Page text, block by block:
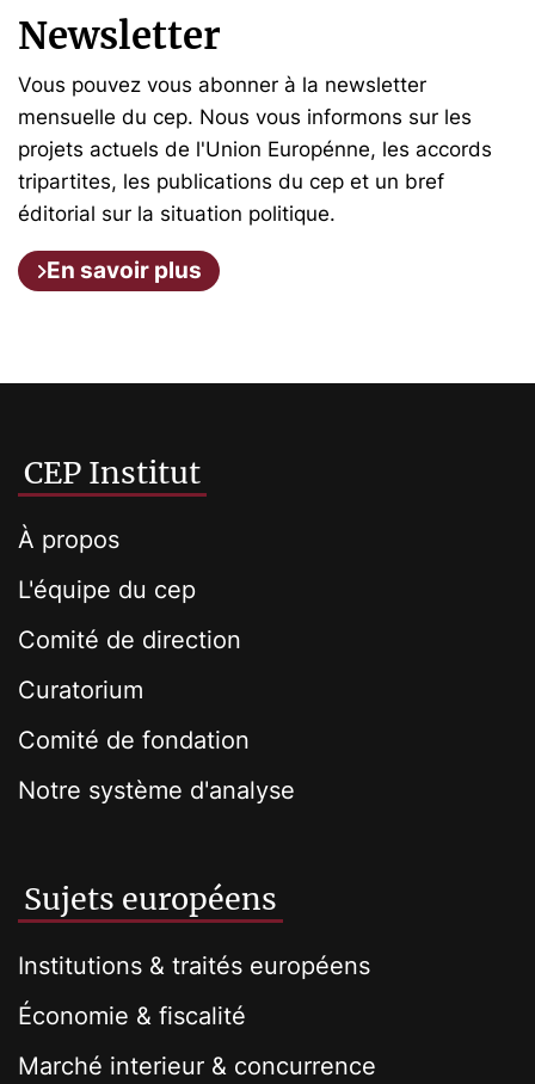
Newsletter
Vous pouvez vous abonner à la newsletter
mensuelle du cep. Nous vous informons sur les
projets actuels de l'Union Europénne, les accords
tripartites, les publications du cep et un bref
éditorial sur la situation politique.
En savoir plus
CEP Institut
À propos
L'équipe du cep
Comité de direction
Curatorium
Comité de fondation
Notre système d'analyse
Sujets européens
Institutions & traités européens
Économie & fiscalité
Marché interieur & concurrence